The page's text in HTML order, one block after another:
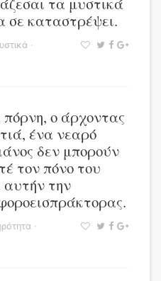
σε καταστρέψει.
·
ο άρχοντας
ένα νεαρό
δεν μπορούν
τον πόνο του
την
·